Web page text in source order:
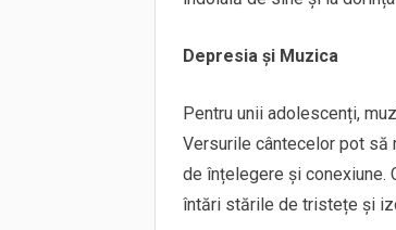
Depresia și Muzica
Pentru unii adolescenți,
Versurile cântecelor pot
de înțelegere și conexiune.
întări stările de tristețe și